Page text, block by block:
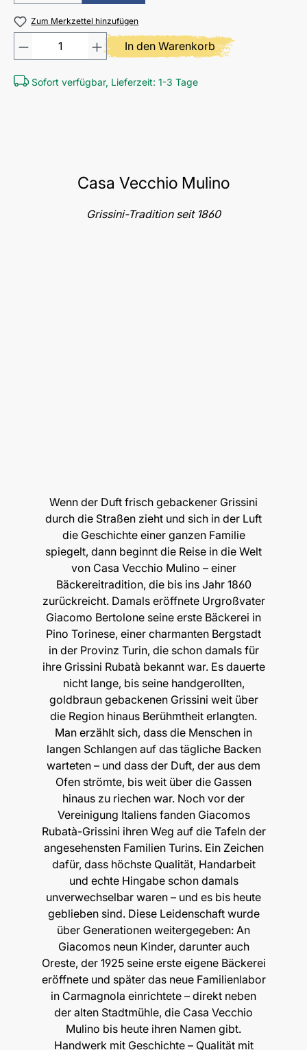
Zum Merkzettel hinzufügen
Produkt Anzahl: Gib den
In den Warenkorb
Sofort verfügbar, Lieferzeit: 1-3 Tage
Casa Vecchio Mulino
Grissini-Tradition seit 1860
Wenn der Duft frisch gebackener Grissini
durch die Straßen zieht und sich in der Luft
die Geschichte einer ganzen Familie
spiegelt, dann beginnt die Reise in die Welt
von Casa Vecchio Mulino – einer
Bäckereitradition, die bis ins Jahr 1860
zurückreicht. Damals eröffnete Urgroßvater
Giacomo Bertolone seine erste Bäckerei in
Pino Torinese, einer charmanten Bergstadt
in der Provinz Turin, die schon damals für
ihre Grissini Rubatà bekannt war. Es dauerte
nicht lange, bis seine handgerollten,
goldbraun gebackenen Grissini weit über
die Region hinaus Berühmtheit erlangten.
Man erzählt sich, dass die Menschen in
langen Schlangen auf das tägliche Backen
warteten – und dass der Duft, der aus dem
Ofen strömte, bis weit über die Gassen
hinaus zu riechen war. Noch vor der
Vereinigung Italiens fanden Giacomos
Rubatà-Grissini ihren Weg auf die Tafeln der
angesehensten Familien Turins. Ein Zeichen
dafür, dass höchste Qualität, Handarbeit
und echte Hingabe schon damals
unverwechselbar waren – und es bis heute
geblieben sind. Diese Leidenschaft wurde
über Generationen weitergegeben: An
Giacomos neun Kinder, darunter auch
Oreste, der 1925 seine erste eigene Bäckerei
eröffnete und später das neue Familienlabor
in Carmagnola einrichtete – direkt neben
der alten Stadtmühle, die Casa Vecchio
Mulino bis heute ihren Namen gibt.
Handwerk mit Geschichte – Qualität mit